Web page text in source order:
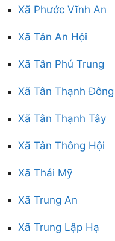
Xã Phước Vĩnh An
Xã Tân An Hội
Xã Tân Phú Trung
Xã Tân Thạnh Đông
Xã Tân Thạnh Tây
Xã Tân Thông Hội
Xã Thái Mỹ
Xã Trung An
Xã Trung Lập Hạ